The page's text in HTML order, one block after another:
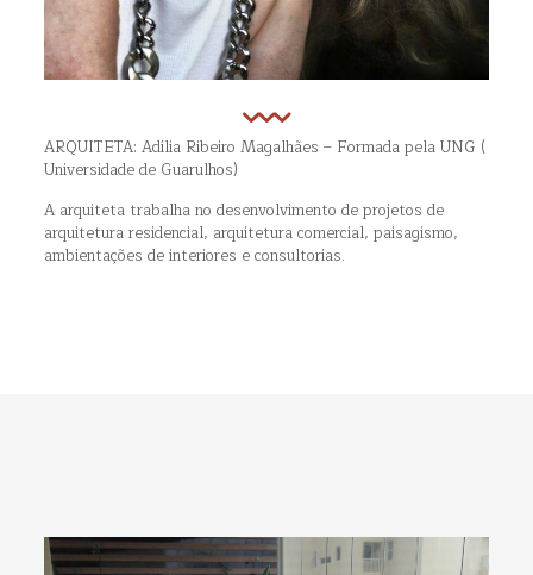
ARQUITETA: Adília Ribeiro Magalhães – Formada pela UNG (
Universidade de Guarulhos)
A arquiteta trabalha no desenvolvimento de projetos de
arquitetura residencial, arquitetura comercial, paisagismo,
ambientações de interiores e consultorias.